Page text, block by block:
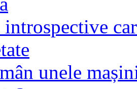
unele